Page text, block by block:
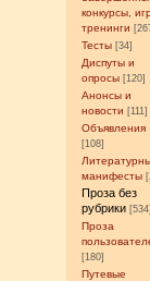
конкурсы,
тренинги
Тесты [34]
Диспуты и
опросы [120]
Анонсы и
новости [111]
Объявления
[108]
манифесты
Проза без
рубрики
Проза
[180]
Путевые